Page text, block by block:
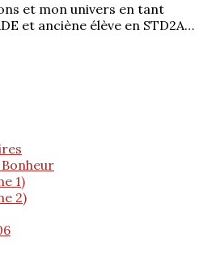
et mon univers en tant
et anciène élève en STD2A…
1)
2)